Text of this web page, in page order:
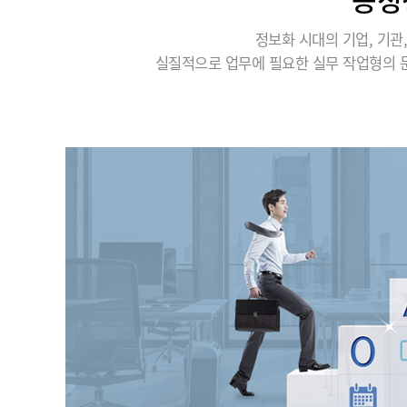
정보화 시대의 기업, 기
실질적으로 업무에 필요한 실무 작업형의